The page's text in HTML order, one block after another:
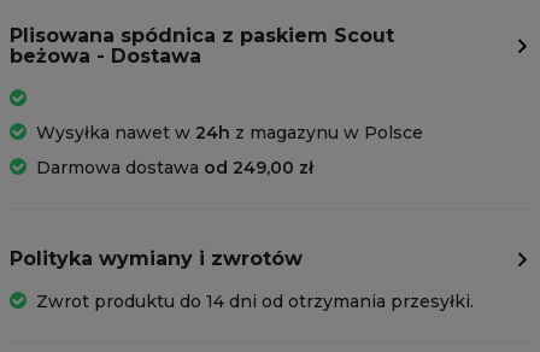
Plisowana spódnica z paskiem Scout
beżowa - Dostawa
Wysyłka nawet w 24h z magazynu w Polsce
Darmowa dostawa od 249,00 zł
Polityka wymiany i zwrotów
Zwrot produktu do 14 dni od otrzymania przesyłki.